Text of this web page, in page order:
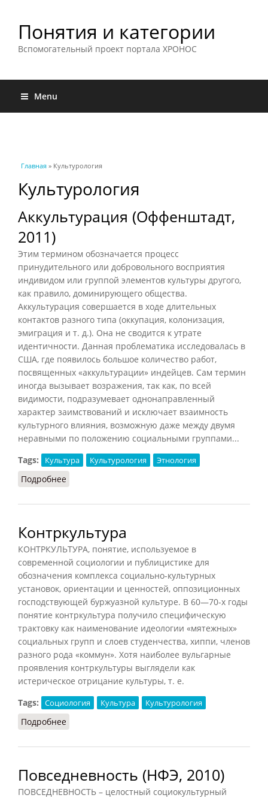
Понятия и категории
Вспомогательный проект портала ХРОНОС
Menu
Вы здесь
Главная » Культурология
Культурология
Аккультурация (Оффенштадт,
2011)
Этим термином обозначается процесс
принудительного или добровольного восприятия
индивидом или группой элементов культуры другого,
как правило, доминирующего общества.
Аккультурация совершается в ходе длительных
контактов разного типа (оккупация, колонизация,
эмиграция и т. д.). Она не сводится к утрате
идентичности. Данная проблематика исследовалась в
США, где появилось большое количество работ,
посвященных «аккультурации» индейцев. Сам термин
иногда вызывает возражения, так как, по всей
видимости, подразумевает однонаправленный
характер заимствований и исключает взаимность
культурного влияния, возможную даже между двумя
неравными по положению социальными группами...
Tags:
Культура Культурология Этнология
Подробнее
Контркультура
КОНТРКУЛЬТУРА, понятие, используемое в
современной социологии и публицистике для
обозначения комплекса социально-культурных
установок, ориентации и ценностей, оппозиционных
господствующей буржуазной культуре. В 60—70-х годы
понятие контркультура получило специфическую
трактовку как наименование идеологии «мятежных»
социальных групп и слоев студенчества, хиппи, членов
разного рода «коммун». Хотя наиболее вульгарные
проявления контркультуры выглядели как
истерическое отрицание культуры, т. е.
Tags:
Социология Культура Культурология
Подробнее
Повседневность (НФЭ, 2010)
ПОВСЕДНЕВНОСТЬ – целостный социокультурный